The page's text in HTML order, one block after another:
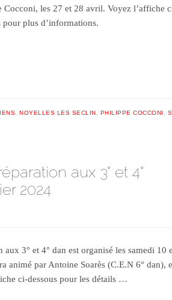
Cocconi, les 27 et 28 avril. Voyez l’affiche
pour plus d’informations.
NOYELLES LES SECLIN PHILIPPE COCCONI
aux 3° et 4°
2024
3° et 4° dan est organisé les samedi 10
animé par Antoine Soarès (C.E.N 6° dan),
ci-dessous pour les détails …